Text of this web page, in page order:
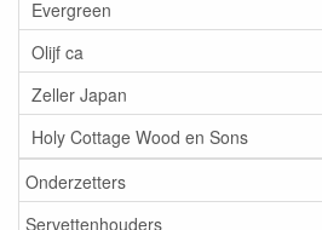
Evergreen
Olijf ca
Zeller Japan
Holy Cottage Wood en Sons
Onderzetters
Servettenhouders